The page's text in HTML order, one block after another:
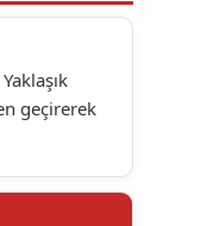
geçirerek